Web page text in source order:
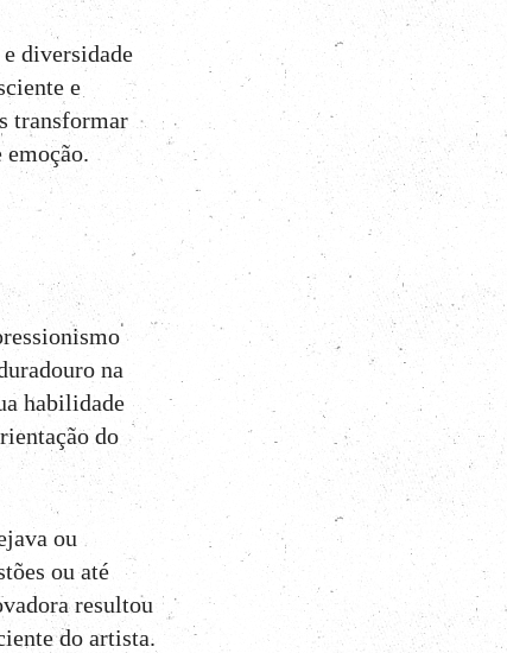
diversidade
e
transformar
emoção.
na
habilidade
do
ou
ou até
resultou
do artista.